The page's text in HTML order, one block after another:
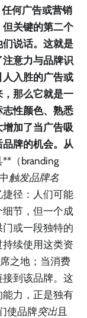
何广告或营销
关键的第二个
们说话。这就是
意力与品牌识
入胜的广告或
那么它就是一
性颜色、熟悉
加了当广告吸
品牌的机会。从
（branding
触发品牌名
径：人们可能
节，但一个成
或一段独特的
续使用这类资
之地；当消费
接到该品牌。这
力，正是独有
使品牌突出且